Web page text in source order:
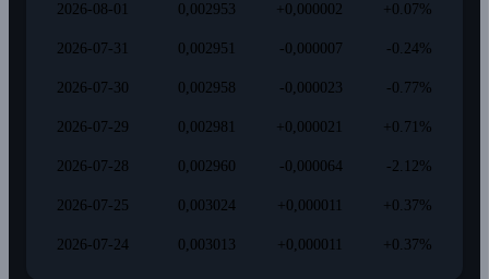
2026-08-01 0,002953 +0,000002 +0.07%
2026-07-31 0,002951 -0,000007 -0.24%
2026-07-30 0,002958 -0,000023 -0.77%
2026-07-29 0,002981 +0,000021 +0.71%
2026-07-28 0,002960 -0,000064 -2.12%
2026-07-25 0,003024 +0,000011 +0.37%
2026-07-24 0,003013 +0,000011 +0.37%